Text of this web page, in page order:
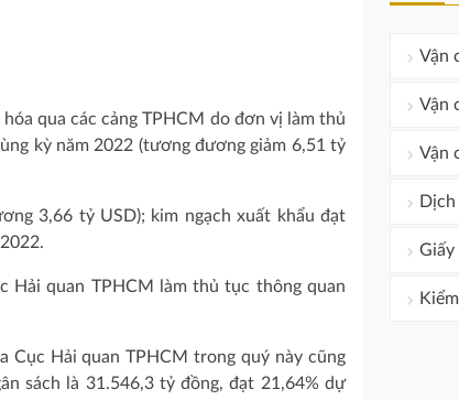
qua các cảng TPHCM do đơn vị làm thủ
kỳ năm 2022 (tương đương giảm 6,51 tỷ
3,66 tỷ USD); kim ngạch xuất khẩu đạt
Hải quan TPHCM làm thủ tục thông quan
Cục Hải quan TPHCM trong quý này cũng
sách là 31.546,3 tỷ đồng, đạt 21,64% dự
Vận
Vận
Vận
Giấy